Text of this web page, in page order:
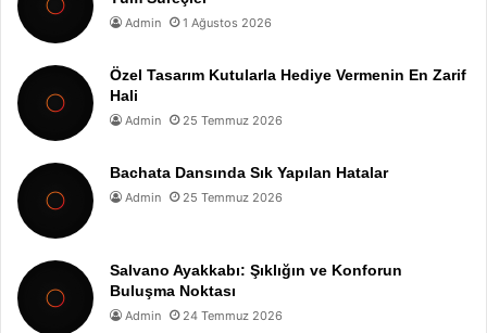
Admin 1 Ağustos 2026
Özel Tasarım Kutularla Hediye Vermenin En Zarif
Hali
Admin 25 Temmuz 2026
Bachata Dansında Sık Yapılan Hatalar
Admin 25 Temmuz 2026
Salvano Ayakkabı: Şıklığın ve Konforun
Buluşma Noktası
Admin 24 Temmuz 2026